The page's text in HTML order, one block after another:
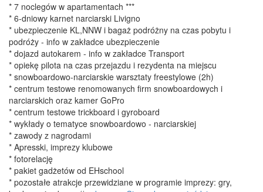
* 7 noclegów w apartamentach ***
* 6-dniowy karnet narciarski Livigno
* ubezpieczenie KL,NNW i bagaż podróżny na czas pobytu i
podróży - info w zakładce ubezpieczenie
* dojazd autokarem - info w zakładce Transport
* opiekę pilota na czas przejazdu i rezydenta na miejscu
* snowboardowo-narciarskie warsztaty freestylowe (2h)
* centrum testowe renomowanych firm snowboardowych i
narciarskich oraz kamer GoPro
* centrum testowe trickboard i gyroboard
* wykłady o tematyce snowboardowo - narciarskiej
* zawody z nagrodami
* Apresski, imprezy klubowe
* fotorelację
* pakiet gadżetów od EHschool
* pozostałe atrakcje przewidziane w programie imprezy: gry,